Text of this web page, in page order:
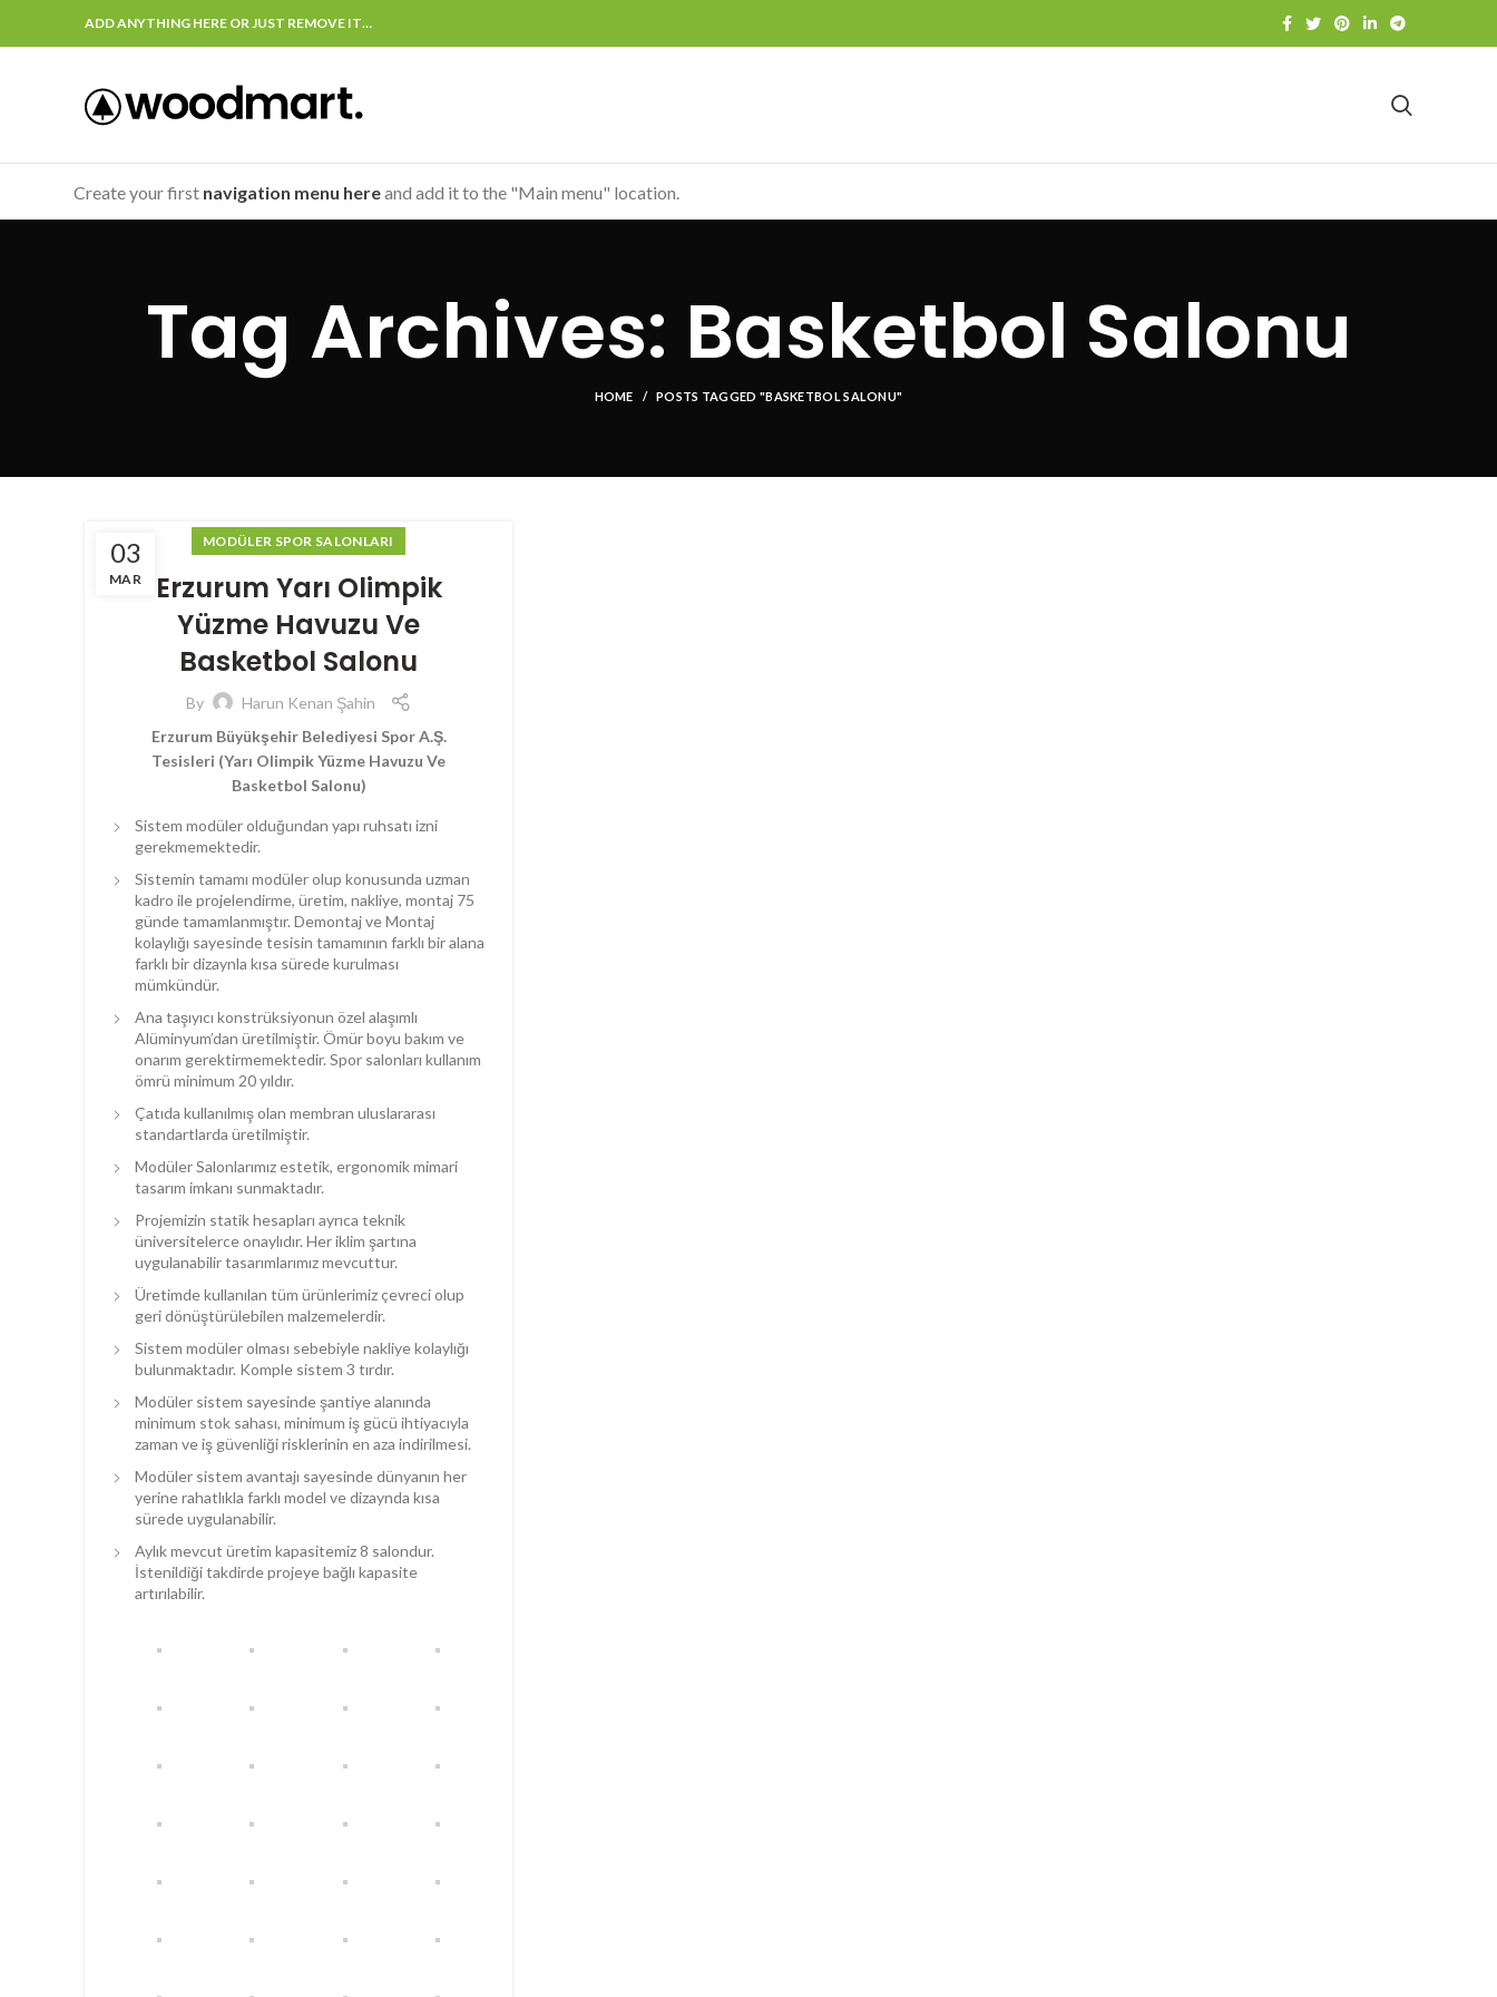
ADD ANYTHING HERE OR JUST REMOVE IT…
Create your first navigation menu hereand add it to the "Main menu" location.
Tag Archives: Basketbol Salonu
HOME POSTS TAGGED "BASKETBOL SALONU"
03
MAR
MODÜLER SPOR SALONLARI
Erzurum Yarı Olimpik
Yüzme Havuzu Ve
Basketbol Salonu
By
Harun Kenan Şahin
Erzurum Büyükşehir Belediyesi Spor A.Ş.
Tesisleri (Yarı Olimpik Yüzme Havuzu Ve
Basketbol Salonu)
Sistem modüler olduğundan yapı ruhsatı izni
gerekmemektedir.
Sistemin tamamı modüler olup konusunda uzman
kadro ile projelendirme, üretim, nakliye, montaj 75
günde tamamlanmıştır. Demontaj ve Montaj
kolaylığı sayesinde tesisin tamamının farklı bir alana
farklı bir dizaynla kısa sürede kurulması
mümkündür.
Ana taşıyıcı konstrüksiyonun özel alaşımlı
Alüminyum’dan üretilmiştir. Ömür boyu bakım ve
onarım gerektirmemektedir. Spor salonları kullanım
ömrü minimum 20 yıldır.
Çatıda kullanılmış olan membran uluslararası
standartlarda üretilmiştir.
Modüler Salonlarımız estetik, ergonomik mimari
tasarım imkanı sunmaktadır.
Projemizin statik hesapları ayrıca teknik
üniversitelerce onaylıdır. Her iklim şartına
uygulanabilir tasarımlarımız mevcuttur.
Üretimde kullanılan tüm ürünlerimiz çevreci olup
geri dönüştürülebilen malzemelerdir.
Sistem modüler olması sebebiyle nakliye kolaylığı
bulunmaktadır. Komple sistem 3 tırdır.
Modüler sistem sayesinde şantiye alanında
minimum stok sahası, minimum iş gücü ihtiyacıyla
zaman ve iş güvenliği risklerinin en aza indirilmesi.
Modüler sistem avantajı sayesinde dünyanın her
yerine rahatlıkla farklı model ve dizaynda kısa
sürede uygulanabilir.
Aylık mevcut üretim kapasitemiz 8 salondur.
İstenildiği takdirde projeye bağlı kapasite
artırılabilir.